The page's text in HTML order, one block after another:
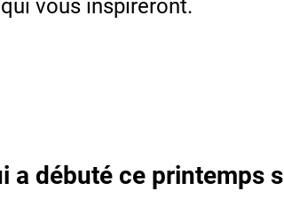
vous inspireront.
a débuté ce printemps